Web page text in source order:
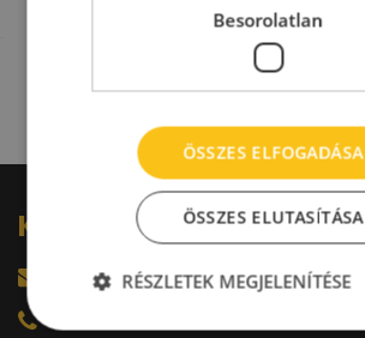
Kérdésed van?
harkacsi@raktarkereso.hu
+36 30 644 76 55
Besorolatlan
ÖSSZES ELFOGADÁSA
ÖSSZES ELUTASÍTÁSA
RÉSZLETEK MEGJELENÍTÉSE